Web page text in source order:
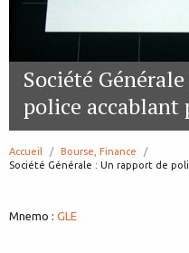
Société
police accablant
Accueil
Bourse, Finance
page:
Société Générale : Un rapport de
Mnemo : GLE